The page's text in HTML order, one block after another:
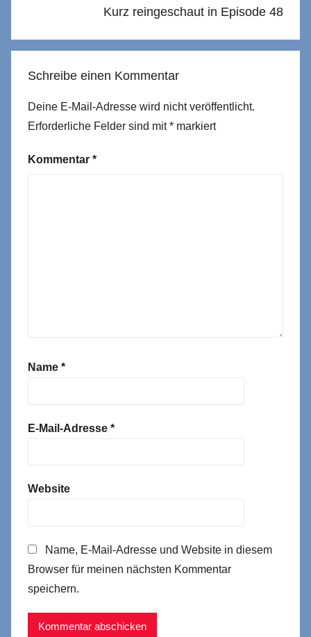
Kurz reingeschaut in Episode 48
Schreibe einen Kommentar
Deine E-Mail-Adresse wird nicht veröffentlicht.
Erforderliche Felder sind mit* markiert
Kommentar *
Name *
E-Mail-Adresse *
Website
Name, E-Mail-Adresse und Website in diesem
Browser für meinen nächsten Kommentar
speichern.